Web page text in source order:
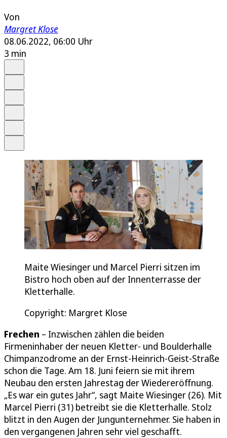
Von
Margret Klose
08.06.2022, 06:00 Uhr
3 min
Maite Wiesinger und Marcel Pierri sitzen im
Bistro hoch oben auf der Innenterrasse der
Kletterhalle.
Copyright: Margret Klose
Frechen – Inzwischen zählen die beiden
Firmeninhaber der neuen Kletter- und Boulderhalle
Chimpanzodrome an der Ernst-Heinrich-Geist-Straße
schon die Tage. Am 18. Juni feiern sie mit ihrem
Neubau den ersten Jahrestag der Wiedereröffnung.
„Es war ein gutes Jahr“, sagt Maite Wiesinger (26). Mit
Marcel Pierri (31) betreibt sie die Kletterhalle. Stolz
blitzt in den Augen der Jungunternehmer. Sie haben in
den vergangenen Jahren sehr viel geschafft.